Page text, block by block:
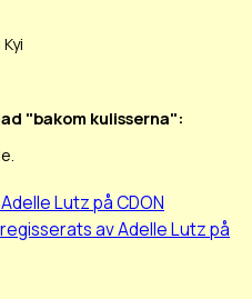
"bakom kulisserna":
Lutz på CDON
av Adelle Lutz på